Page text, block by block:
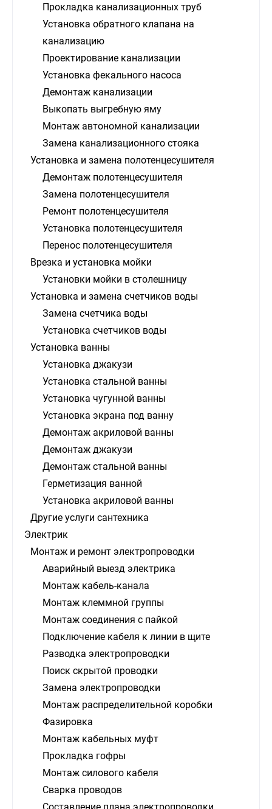
Прокладка канализационных труб
Установка обратного клапана на
канализацию
Проектирование канализации
Установка фекального насоса
Демонтаж канализации
Выкопать выгребную яму
Монтаж автономной канализации
Замена канализационного стояка
Установка и замена полотенцесушителя
Демонтаж полотенцесушителя
Замена полотенцесушителя
Ремонт полотенцесушителя
Установка полотенцесушителя
Перенос полотенцесушителя
Врезка и установка мойки
Установки мойки в столешницу
Установка и замена счетчиков воды
Замена счетчика воды
Установка счетчиков воды
Установка ванны
Установка джакузи
Установка стальной ванны
Установка чугунной ванны
Установка экрана под ванну
Демонтаж акриловой ванны
Демонтаж джакузи
Демонтаж стальной ванны
Герметизация ванной
Установка акриловой ванны
Другие услуги сантехника
Электрик
Монтаж и ремонт электропроводки
Аварийный выезд электрика
Монтаж кабель-канала
Монтаж клеммной группы
Монтаж соединения с пайкой
Подключение кабеля к линии в щите
Разводка электропроводки
Поиск скрытой проводки
Замена электропроводки
Монтаж распределительной коробки
Фазировка
Монтаж кабельных муфт
Прокладка гофры
Монтаж силового кабеля
Сварка проводов